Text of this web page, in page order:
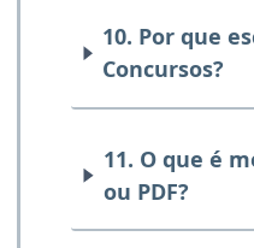
10. Por que
Concursos?
11. O que é
ou PDF?